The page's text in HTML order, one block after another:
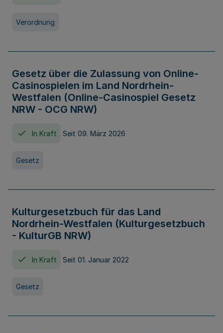
Verordnung
Gesetz über die Zulassung von Online-
Casinospielen im Land Nordrhein-
Westfalen (Online-Casinospiel Gesetz
NRW - OCG NRW)
In Kraft Seit 09. März 2026
Gesetz
Kulturgesetzbuch für das Land
Nordrhein-Westfalen (Kulturgesetzbuch
- KulturGB NRW)
In Kraft Seit 01. Januar 2022
Gesetz